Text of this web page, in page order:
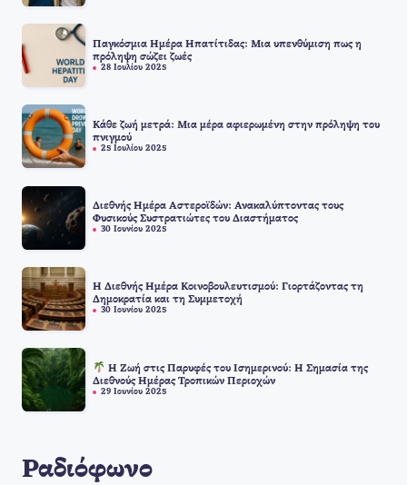
Παγκόσμια Ημέρα Ηπατίτιδας: Μια υπενθύμιση πως η
πρόληψη σώζει ζωές
28 Ιουλίου 2025
Κάθε ζωή μετρά: Μια μέρα αφιερωμένη στην πρόληψη του
πνιγμού
25 Ιουλίου 2025
Διεθνής Ημέρα Αστεροϊδών: Ανακαλύπτοντας τους
Φυσικούς Συστρατιώτες του Διαστήματος
30 Ιουνίου 2025
Η Διεθνής Ημέρα Κοινοβουλευτισμού: Γιορτάζοντας τη
Δημοκρατία και τη Συμμετοχή
30 Ιουνίου 2025
Η Ζωή στις Παρυφές του Ισημερινού: Η Σημασία της
Διεθνούς Ημέρας Τροπικών Περιοχών
29 Ιουνίου 2025
Ραδιόφωνο